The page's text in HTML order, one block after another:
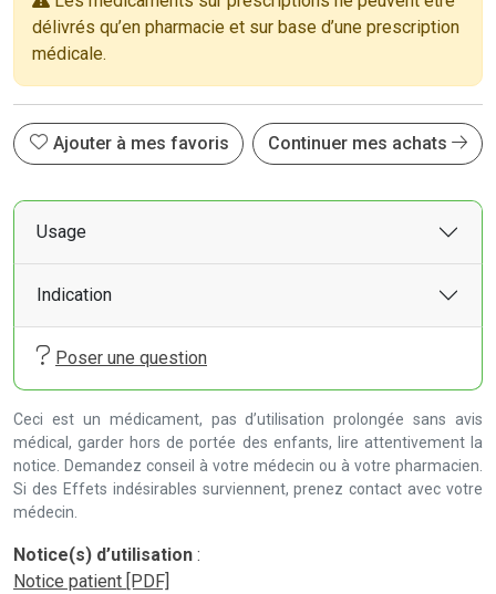
délivrés qu’en pharmacie et sur base d’une prescription
médicale.
Ajouter à mes favoris Continuer mes achats
Usage
Indication
Poser une question
Ceci est un médicament, pas d’utilisation prolongée sans avis
médical, garder hors de portée des enfants, lire attentivement la
notice. Demandez conseil à votre médecin ou à votre pharmacien.
Si des Effets indésirables surviennent, prenez contact avec votre
médecin.
Notice(s) d’utilisation :
Notice patient [PDF]